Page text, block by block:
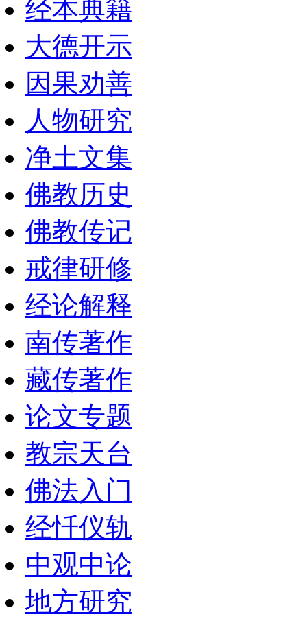
经本典籍
大德开示
因果劝善
人物研究
净土文集
佛教历史
佛教传记
戒律研修
经论解释
南传著作
藏传著作
论文专题
教宗天台
佛法入门
经忏仪轨
中观中论
地方研究